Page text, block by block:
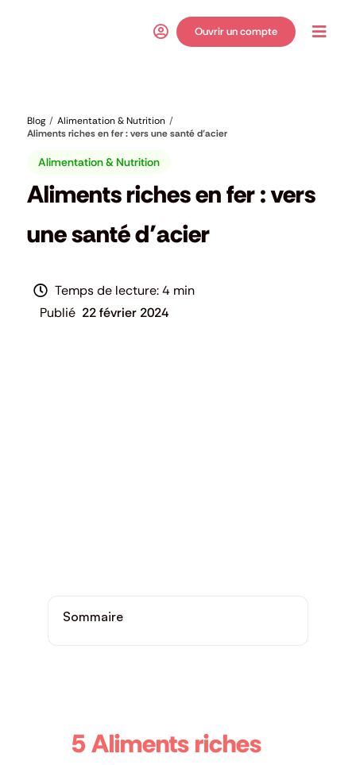
Ouvrir un compte
Blog
Alimentation & Nutrition
Aliments riches en fer : vers une santé d’acier
Alimentation & Nutrition
Aliments riches en fer : vers
une santé d’acier
4 min
22 février 2024
Sommaire
5 Aliments riches